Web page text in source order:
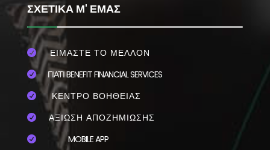
ΣΧΕΤΙΚΑ Μ' ΕΜΑΣ
 ΕΙΜΑΣΤΕ ΤΟ ΜΕΛΛΟΝ
 ΓΙΑΤΙ BENEFIT FINANCIAL SERVICES
 ΚΕΝΤΡΟ ΒΟΗΘΕΙΑΣ
 ΑΞΙΩΣΗ ΑΠΟΖΗΜΙΩΣΗΣ
 MOBILE APP